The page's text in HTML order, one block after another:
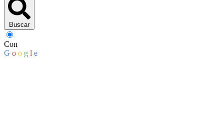
Buscar
Con
G o o g l e